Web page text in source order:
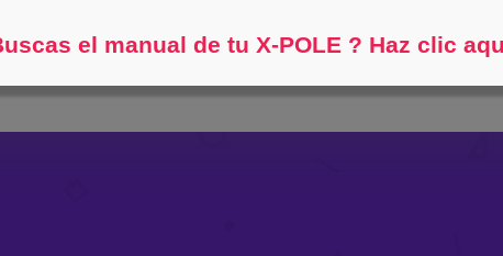
el manual de tu X-POLE ? Haz clic